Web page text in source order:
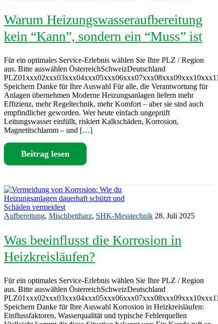
Warum Heizungswasseraufbereitung
kein “Kann”, sondern ein “Muss” ist
Für ein optimales Service-Erlebnis wählen Sie Ihre PLZ / Region
aus. Bitte auswählen ÖsterreichSchweizDeutschland
Speichern Danke für Ihre Auswahl Für alle, die Verantwortung für
Anlagen übernehmen Moderne Heizungsanlagen liefern mehr
Effizienz, mehr Regeltechnik, mehr Komfort – aber sie sind auch
empfindlicher geworden. Wer heute einfach ungeprüft
Leitungswasser einfüllt, riskiert Kalkschäden, Korrosion,
Magnetitschlamm – und […]
Beitrag lesen
Aufbereitung, Mischbettharz, SHK-Messtechnik 28. Juli 2025
Was beeinflusst die Korrosion in
Heizkreisläufen?
Für ein optimales Service-Erlebnis wählen Sie Ihre PLZ / Region
aus. Bitte auswählen ÖsterreichSchweizDeutschland
Speichern Danke für Ihre Auswahl Korrosion in Heizkreisläufen:
Einflussfaktoren, Wasserqualität und typische Fehlerquellen